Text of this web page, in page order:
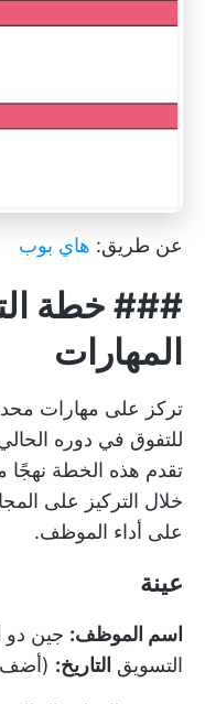
عن طريق: هاي بوب
### خطة
المهارات
تركز على مهارات
للتفوق في دوره
تقدم هذه الخطة نهجًا
خلال التركيز على
على أداء الموظف.
عينة
اسم الموظف: جين دو
التسويق التاريخ: (أضف